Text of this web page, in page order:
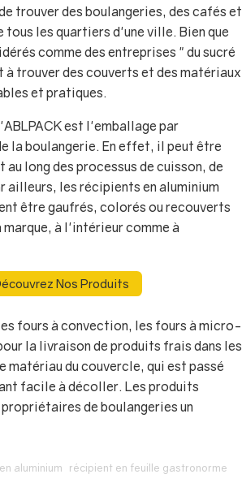
trouver des boulangeries, des cafés et
tous les quartiers d'une ville. Bien que
comme des entreprises " du sucré
trouver des couverts et des matériaux
et pratiques.
est l'emballage par
la boulangerie. En effet, il peut être
long des processus de cuisson, de
ailleurs, les récipients en aluminium
être gaufrés, colorés ou recouverts
à l'intérieur comme à
Nos Produits
fours à convection, les fours à micro-
la livraison de produits frais dans les
matériau du couvercle, qui est passé
facile à décoller. Les produits
de boulangeries un
aluminium
récipient en feuille gastronorme